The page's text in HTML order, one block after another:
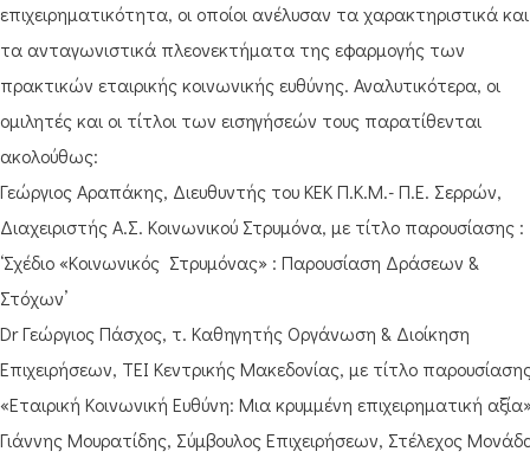
επιχειρηματικότητα, οι οποίοι ανέλυσαν τα χαρακτηριστικά και
τα ανταγωνιστικά πλεονεκτήματα της εφαρμογής των
πρακτικών εταιρικής κοινωνικής ευθύνης. Αναλυτικότερα, οι
ομιλητές και οι τίτλοι των εισηγήσεών τους παρατίθενται
ακολούθως:
Γεώργιος Αραπάκης, Διευθυντής του ΚΕΚ Π.Κ.Μ.- Π.Ε. Σερρών,
Διαχειριστής Α.Σ. Κοινωνικού Στρυμόνα, με τίτλο παρουσίασης :
‘Σχέδιο «Κοινωνικός Στρυμόνας» : Παρουσίαση Δράσεων &
Στόχων’
Dr Γεώργιος Πάσχος, τ. Καθηγητής Οργάνωση & Διοίκηση
Επιχειρήσεων, ΤΕΙ Κεντρικής Μακεδονίας, με τίτλο
«Εταιρική Κοινωνική Ευθύνη: Μια κρυμμένη επιχειρηματική
Γιάννης Μουρατίδης, Σύμβουλος Επιχειρήσεων, Στέλεχος